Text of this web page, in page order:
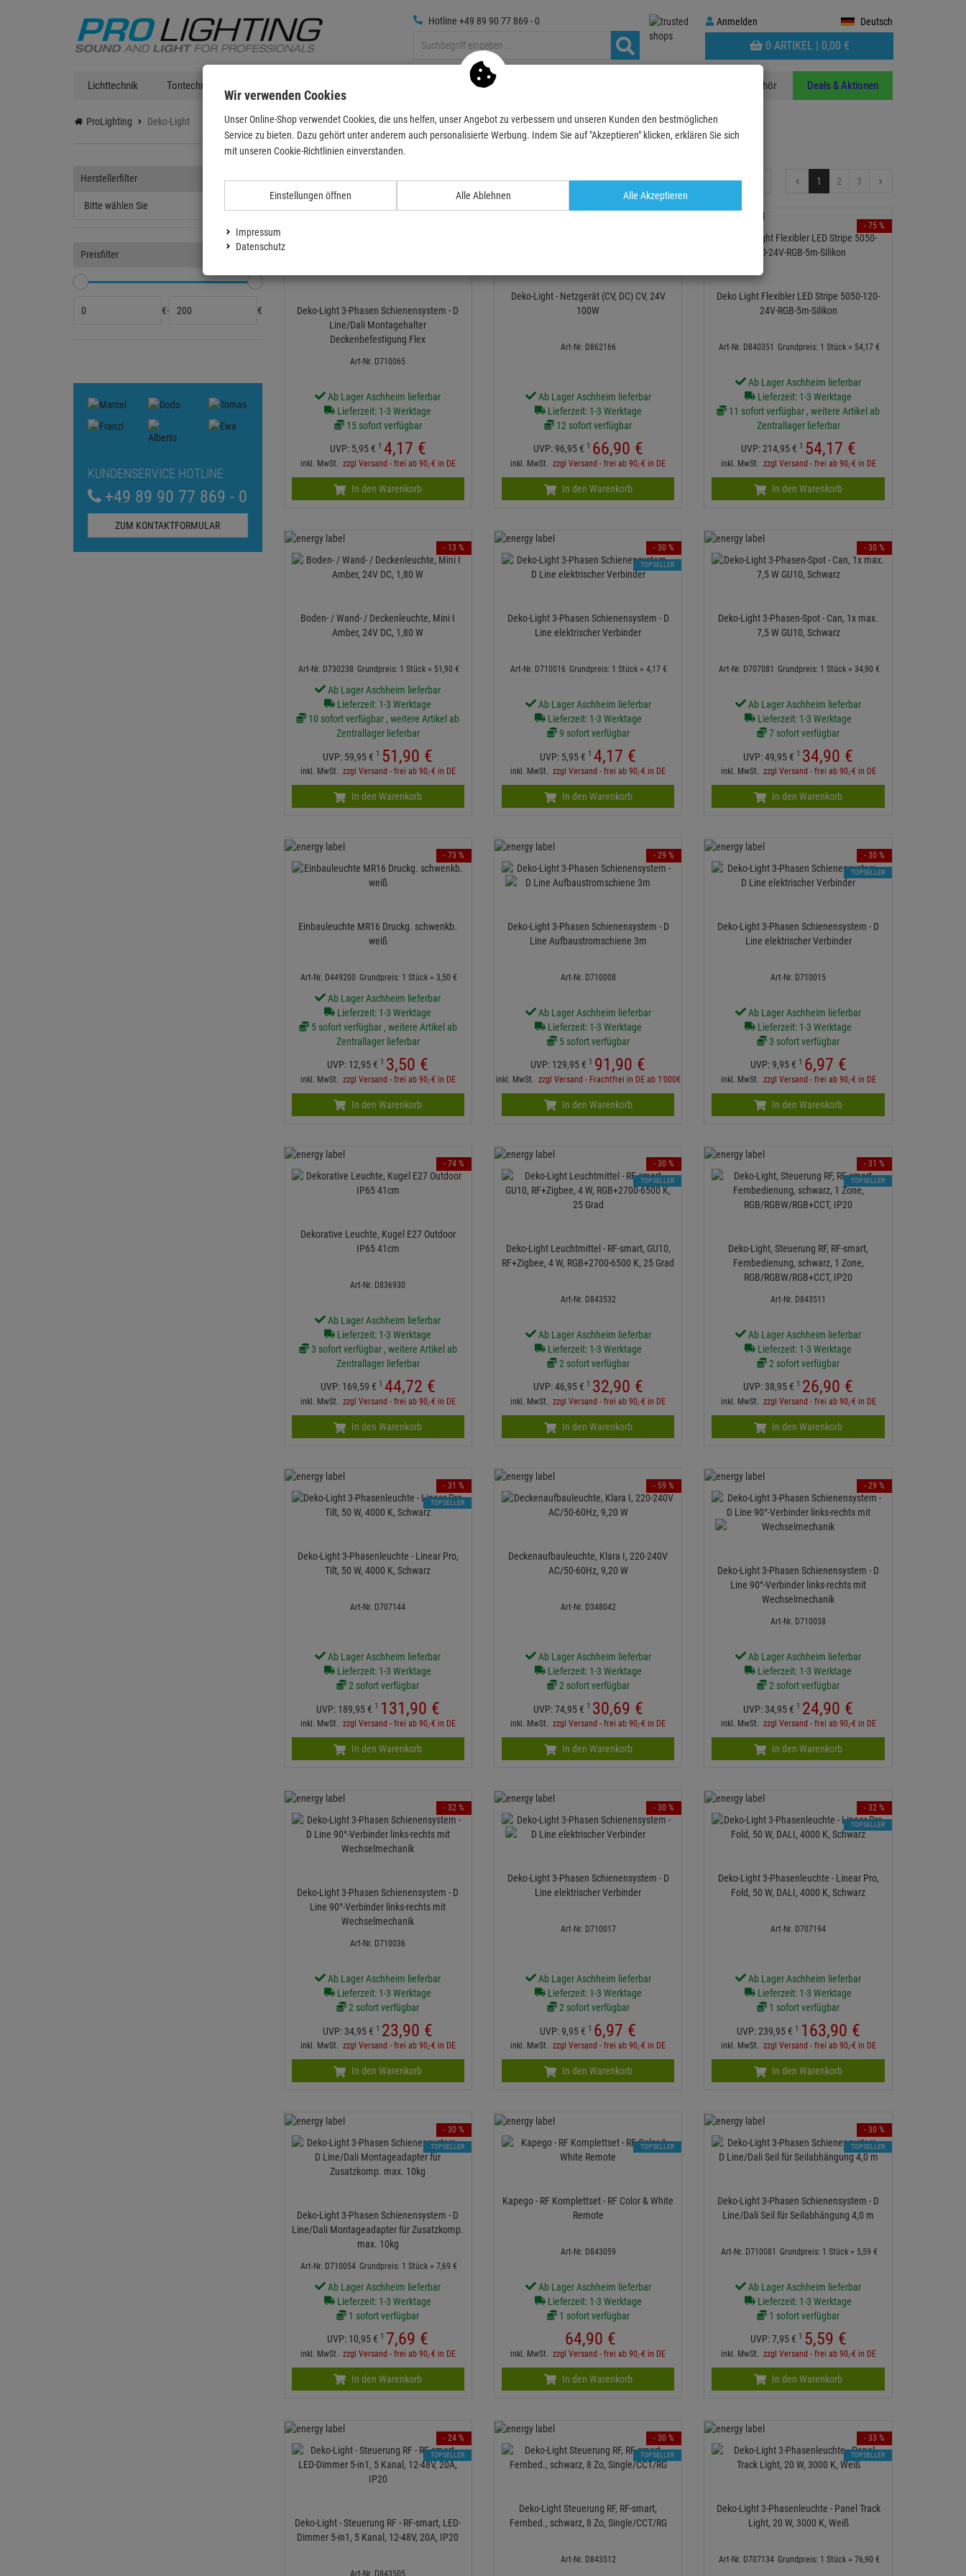
Anmelden
Anmelden Deutsch
WARENKORB
AUFKLAPPEN
0 ARTIKEL | 0,00 €
Hotline +49 89 90 77 869 - 0
Lichttechnik Tontechnik Medientechnik Zubehör Deals & Aktionen
ProLighting Deko-Light
Herstellerfilter
Preisfilter
€- €
KUNDENSERVICE HOTLINE
+49 89 90 77 869 - 0
ZUM KONTAKTFORMULAR
Deko-Light
Relevanz Artikel pro Seite: 1 2 3
Deko-Light 3-Phasen Schienensystem - D
Line/Dali Montagehalter
Deckenbefestigung Flex
Art-Nr. D710065
Ab Lager Aschheim lieferbar
Lieferzeit: 1-3 Werktage
15 sofort verfügbar
UVP: 5,95 € 1 4,17 €
inkl. MwSt. zzgl Versand - frei ab 90,-€ in DE
In den Warenkorb
Deko-Light - Netzgerät (CV, DC) CV, 24V
100W
Art-Nr. D862166
Ab Lager Aschheim lieferbar
Lieferzeit: 1-3 Werktage
12 sofort verfügbar
UVP:96,95 € 1 66,90 €
inkl. MwSt.zzgl Versand - frei ab 90,-€ in DE
In den Warenkorb
Deko Light Flexibler LED Stripe 5050-120-
24V-RGB-5m-Silikon
Art-Nr. D840351 Grundpreis: 1 Stück = 54,17 €
Ab Lager Aschheim lieferbar
Lieferzeit: 1-3 Werktage
11 sofort verfügbar , weitere Artikel ab
Zentrallager lieferbar
UVP:214,95 € 1 54,17 €
inkl. MwSt. zzgl Versand - frei ab 90,-€ in DE
- 75 %
In den Warenkorb
Boden- / Wand- / Deckenleuchte, Mini I
Amber, 24V DC, 1,80 W
Art-Nr. D730238 Grundpreis: 1 Stück = 51,90 €
Ab Lager Aschheim lieferbar
Lieferzeit: 1-3 Werktage
10 sofort verfügbar , weitere Artikel ab
Zentrallager lieferbar
UVP: 59,95 € 1 51,90 €
inkl. MwSt. zzgl Versand - frei ab 90,-€ in DE
- 13 %
In den Warenkorb
Deko-Light 3-Phasen Schienensystem - D
Line elektrischer Verbinder
Art-Nr. D710016 Grundpreis: 1 Stück =4,17 €
Ab Lager Aschheim lieferbar
Lieferzeit: 1-3 Werktage
9 sofort verfügbar
UVP: 5,95 € 1 4,17 €
inkl. MwSt.zzgl Versand - frei ab 90,-€ in DE
- 30 %
TOPSELLER
In den Warenkorb
Deko-Light 3-Phasen-Spot - Can, 1x max.
7,5 W GU10, Schwarz
Art-Nr. D707081 Grundpreis: 1 Stück = 34,90 €
Ab Lager Aschheim lieferbar
Lieferzeit: 1-3 Werktage
7 sofort verfügbar
UVP:49,95 € 1 34,90 €
inkl. MwSt. zzgl Versand - frei ab 90,-€ in DE
- 30 %
In den Warenkorb
Einbauleuchte MR16 Druckg. schwenkb.
weiß
Art-Nr. D449200 Grundpreis: 1 Stück = 3, 50 €
Ab Lager Aschheim lieferbar
Lieferzeit: 1-3 Werktage
5 sofort verfügbar , weitere Artikel ab
Zentrallager lieferbar
UVP: 12,95 € 1 3,50 €
inkl. MwSt. zzgl Versand - frei ab 90,-€ in DE
- 73 %
In den Warenkorb
Deko-Light 3-Phasen Schienensystem - D
Line Aufbaustromschiene 3m
Art-Nr. D710008
Ab Lager Aschheim lieferbar
Lieferzeit: 1-3 Werktage
5 sofort verfügbar
UVP: 129,95 € 1 91,90 €
inkl. MwSt. zzgl Versand - Frachtfrei in DE ab 1'000€
- 29 %
In den Warenkorb
Deko-Light 3-Phasen Schienensystem - D
Line elektrischer Verbinder
Art-Nr. D710015
Ab Lager Aschheim lieferbar
Lieferzeit: 1-3 Werktage
3 sofort verfügbar
UVP:9,95 € 1 6,97 €
inkl. MwSt. zzgl Versand - frei ab 90,-€ in DE
- 30 %
TOPSELLER
In den Warenkorb
Dekorative Leuchte, Kugel E27 Outdoor
IP65 41cm
Art-Nr. D836930
Ab Lager Aschheim lieferbar
Lieferzeit: 1-3 Werktage
3 sofort verfügbar , weitere Artikel ab
Zentrallager lieferbar
UVP: 169,59 € 1 44,72 €
inkl. MwSt. zzgl Versand - frei ab 90,-€ in DE
- 74 %
In den Warenkorb
Deko-Light Leuchtmittel - RF-smart, GU10,
RF+Zigbee, 4 W, RGB+2700-6500 K, 25 Grad
Art-Nr. D843532
Ab Lager Aschheim lieferbar
Lieferzeit: 1-3 Werktage
2 sofort verfügbar
UVP:46,95 € 1 32,90 €
inkl. MwSt.zzgl Versand - frei ab 90,-€ in DE
- 30 %
TOPSELLER
In den Warenkorb
Deko-Light, Steuerung RF, RF-smart,
Fernbedienung, schwarz, 1 Zone,
RGB/RGBW/RGB+CCT, IP20
Art-Nr. D843511
Ab Lager Aschheim lieferbar
Lieferzeit: 1-3 Werktage
2 sofort verfügbar
UVP: 38,95 € 1 26,90 €
inkl. MwSt. zzgl Versand - frei ab 90,-€ in DE
- 31 %
TOPSELLER
In den Warenkorb
Deko-Light 3-Phasenleuchte - Linear Pro,
Tilt, 50 W, 4000 K, Schwarz
Art-Nr. D707144
Ab Lager Aschheim lieferbar
Lieferzeit: 1-3 Werktage
2 sofort verfügbar
UVP: 189,95 € 1 131,90 €
inkl. MwSt. zzgl Versand - frei ab 90,-€ in DE
- 31 %
TOPSELLER
In den Warenkorb
Deckenaufbauleuchte, Klara I, 220-240V
AC/50-60Hz, 9,20 W
Art-Nr. D348042
Ab Lager Aschheim lieferbar
Lieferzeit: 1-3 Werktage
2 sofort verfügbar
UVP:74,95 € 1 30,69 €
inkl. MwSt.zzgl Versand - frei ab 90,-€ in DE
- 59 %
In den Warenkorb
Deko-Light 3-Phasen Schienensystem - D
Line 90°-Verbinder links-rechts mit
Wechselmechanik
Art-Nr. D710038
Ab Lager Aschheim lieferbar
Lieferzeit: 1-3 Werktage
2 sofort verfügbar
UVP: 34,95 € 1 24,90 €
inkl. MwSt. zzgl Versand - frei ab 90,-€ in DE
- 29 %
In den Warenkorb
Deko-Light 3-Phasen Schienensystem - D
Line 90°-Verbinder links-rechts mit
Wechselmechanik
Art-Nr. D710036
Ab Lager Aschheim lieferbar
Lieferzeit: 1-3 Werktage
2 sofort verfügbar
UVP: 34,95 € 1 23,90 €
inkl. MwSt. zzgl Versand - frei ab 90,-€ in DE
- 32 %
In den Warenkorb
Deko-Light 3-Phasen Schienensystem - D
Line elektrischer Verbinder
Art-Nr. D710017
Ab Lager Aschheim lieferbar
Lieferzeit: 1-3 Werktage
2 sofort verfügbar
UVP:9,95 € 1 6,97 €
inkl. MwSt.zzgl Versand - frei ab 90,-€ in DE
- 30 %
In den Warenkorb
Deko-Light 3-Phasenleuchte - Linear Pro,
Fold, 50 W, DALI, 4000 K, Schwarz
Art-Nr. D707194
Ab Lager Aschheim lieferbar
Lieferzeit: 1-3 Werktage
1 sofort verfügbar
UVP:239,95 € 1 163,90 €
inkl. MwSt. zzgl Versand - frei ab 90,-€ in DE
- 32 %
TOPSELLER
In den Warenkorb
Deko-Light 3-Phasen Schienensystem - D
Line/Dali Montageadapter für Zusatzkomp.
max. 10kg
Art-Nr. D710054 Grundpreis: 1 Stück = 7, 69 €
Ab Lager Aschheim lieferbar
Lieferzeit: 1-3 Werktage
1 sofort verfügbar
UVP: 10,95 € 1 7,69 €
inkl. MwSt. zzgl Versand - frei ab 90,-€ in DE
- 30 %
TOPSELLER
In den Warenkorb
Kapego - RF Komplettset - RF Color & White
Remote
Art-Nr. D843059
Ab Lager Aschheim lieferbar
Lieferzeit: 1-3 Werktage
1 sofort verfügbar
64,90 €
inkl. MwSt.zzgl Versand - frei ab 90,-€ in DE
TOPSELLER
In den Warenkorb
Deko-Light 3-Phasen Schienensystem - D
Line/Dali Seil für Seilabhängung 4,0 m
Art-Nr. D710081 Grundpreis: 1 Stück = 5, 59 €
Ab Lager Aschheim lieferbar
Lieferzeit: 1-3 Werktage
1 sofort verfügbar
UVP:7,95 € 1 5,59 €
inkl. MwSt. zzgl Versand - frei ab 90,-€ in DE
- 30 %
TOPSELLER
In den Warenkorb
Deko-Light - Steuerung RF - RF-smart, LED-
Dimmer 5-in1, 5 Kanal, 12-48V, 20A, IP20
Art-Nr. D843505
- 24 %
TOPSELLER
Deko-Light Steuerung RF, RF-smart,
Fernbed., schwarz, 8 Zo, Single/CCT/RG
Art-Nr. D843512
- 30 %
TOPSELLER
Deko-Light 3-Phasenleuchte - Panel Track
Light, 20 W, 3000 K, Weiß
Art-Nr. D707134 Grundpreis: 1 Stück = 76,90 €
- 33 %
TOPSELLER
Wir verwenden Cookies
Unser Online-Shop verwendet Cookies, die uns helfen, unser Angebot zu verbessern und unseren Kunden den bestmöglichen
Service zu bieten. Dazu gehört unter anderem auch personalisierte Werbung. Indem Sie auf "Akzeptieren" klicken, erklären Sie sich
mit unseren Cookie-Richtlinien einverstanden.
Einstellungen öffnen Alle Ablehnen Alle Akzeptieren
Impressum
Datenschutz